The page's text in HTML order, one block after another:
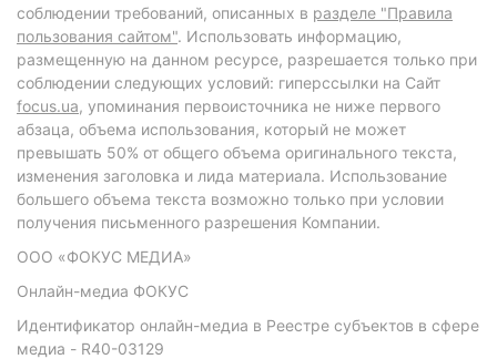
соблюдении требований, описанных в разделе "Правила
пользования сайтом". Использовать информацию,
размещенную на данном ресурсе, разрешается только при
соблюдении следующих условий: гиперссылки на Сайт
focus.ua, упоминания первоисточника не ниже первого
абзаца, объема использования, который не может
превышать 50% от общего объема оригинального текста,
изменения заголовка и лида материала. Использование
большего объема текста возможно только при условии
получения письменного разрешения Компании.
ООО «ФОКУС МЕДИА»
Онлайн-медиа ФОКУС
Идентификатор онлайн-медиа в Реестре субъектов в сфере
медиа - R40-03129